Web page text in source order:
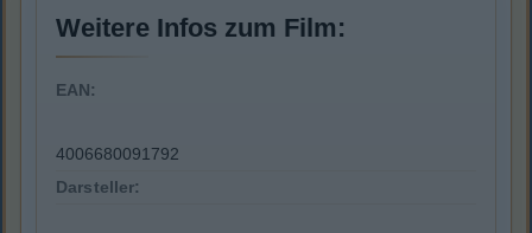
Weitere Infos zum Film:
EAN:
4006680091792
Darsteller: